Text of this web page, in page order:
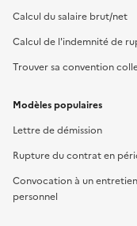
Calcul du salaire brut/net
Calcul de l'indemnité de
Trouver sa convention
Modèles populaires
Lettre de démission
Rupture du contrat en
Convocation à un
personnel